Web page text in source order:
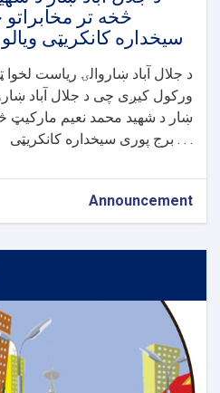
څخه تر
سیخداره کانکریټی
د جلال آباد ښاروالۍ ریاست لخوا
ورکول کیږی چی د جلال آباد
ښار د شهید محمد نعیم مارکیټ
برج پوری سیخداره کانکریټی . . .
Announcement